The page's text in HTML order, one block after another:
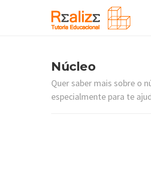
Núcleo
Quer saber mais sobre o
especialmente para te